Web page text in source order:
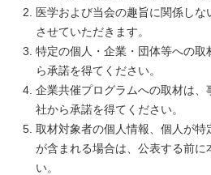
医学および当会の趣旨に関係しな
させていただきます。
特定の個人・企業・団体等への
ら承諾を得てください。
企業共催プログラムへの取材は
社から承諾を得てください。
取材対象者の個人情報、個人が
が含まれる場合は、公表する前に
い。